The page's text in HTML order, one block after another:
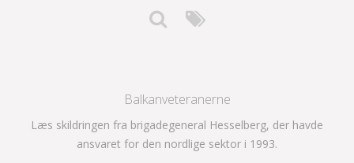
Balkanveteranerne
Læs skildringen fra brigadegeneral Hesselberg, der havde
ansvaret for den nordlige sektor i 1993.